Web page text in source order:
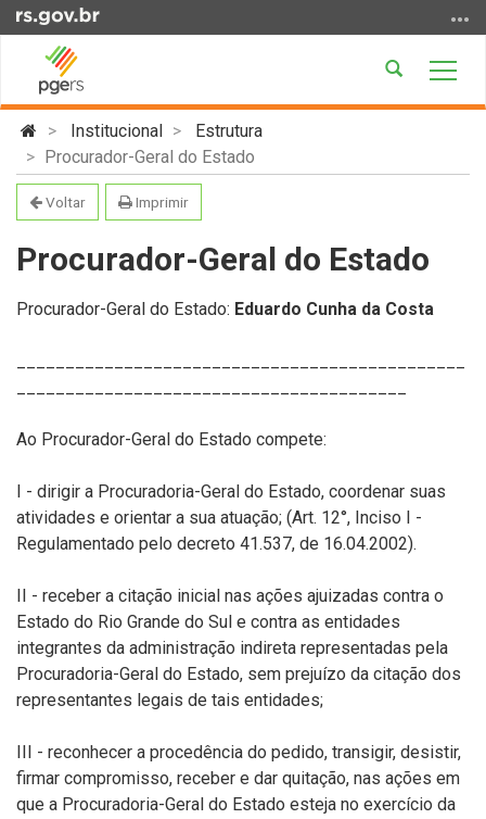
para
conteúdo
Ir
para
menu
para
busca
Abrir
Início
conteúdo
Institucional
Estrutura
Procurador-Geral do Estado
Voltar Imprimir
Procurador-Geral do Estado
Procurador-Geral do Estado: Eduardo Cunha da Costa
Ao Procurador-Geral do Estado compete:
I - dirigir a Procuradoria-Geral do Estado, coordenar suas
atividades e orientar a sua atuação; (Art. 12°, Inciso I -
Regulamentado pelo decreto 41.537, de 16.04.2002).
II - receber a citação inicial nas ações ajuizadas contra o
Estado do Rio Grande do Sul e contra as entidades
integrantes da administração indireta representadas pela
Procuradoria-Geral do Estado, sem prejuízo da citação dos
representantes legais de tais entidades;
III - reconhecer a procedência do pedido, transigir, desistir,
firmar compromisso, receber e dar quitação, nas ações em
que a Procuradoria-Geral do Estado esteja no exercício da